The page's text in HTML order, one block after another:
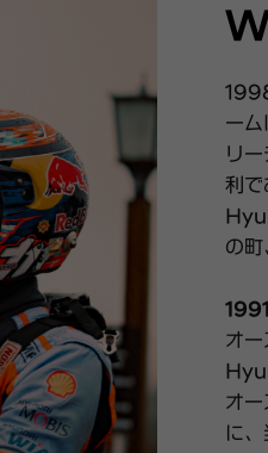
ー
リ
利で
の町
オ
オ
に